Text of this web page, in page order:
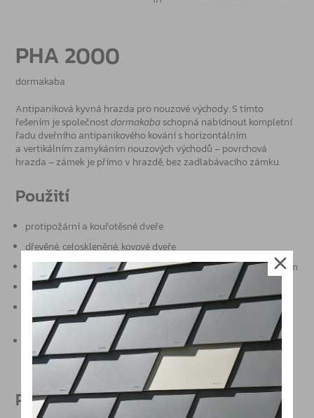
PHA 2000
dormakaba
Antipaniková kyvná hrazda pro nouzové východy. S tímto
řešením je společnostdormakabaschopná nabídnout kompletní
řadu dveřního antipanikového kování s horizontálním
a vertikálním zamykáním nouzových východů – povrchová
hrazda – zámek je přímo v hrazdě, bez zadlabávacího zámku.
Použití
protipožární a kouřotěsné dveře
dřevěné, celoskleněné, kovové dveře
šířka dveřního křídla (tj. délka hrazdy) 1.000 mm nebo 1.300 mm
maximální hmotnost dveřního křídla 200 kg
univerzální použití externího kování PHT pro křídlo dveří
do tloušťky 60 mm
pro horizontální i vertikální mechanismus antipanikového
kování
Produktové vlastnosti